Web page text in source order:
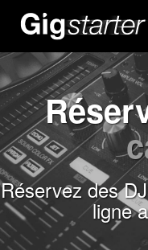
Réservez des
ligne